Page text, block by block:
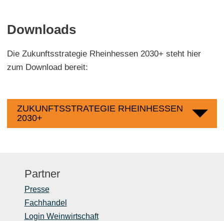
Downloads
Die Zukunftsstrategie Rheinhessen 2030+ steht hier
zum Download bereit:
ZUKUNFTSSTRATEGIE RHEINHESSEN
2030+
Partner
Presse
Fachhandel
Login Weinwirtschaft